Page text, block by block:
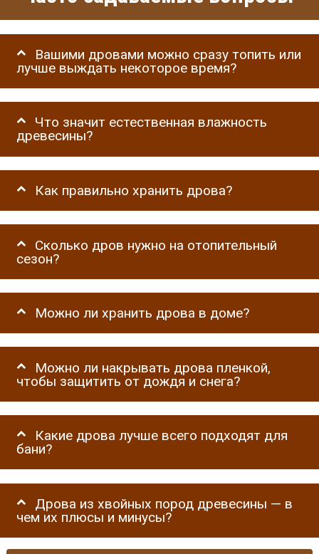
Вашими дровами можно сразу топить или
лучше выждать некоторое время?
Что значит естественная влажность
древесины?
Как правильно хранить дрова?
Сколько дров нужно на отопительный
сезон?
Можно ли хранить дрова в доме?
Можно ли накрывать дрова пленкой,
чтобы защитить от дождя и снега?
Какие дрова лучше всего подходят для
бани?
Дрова из хвойных пород древесины — в
чем их плюсы и минусы?